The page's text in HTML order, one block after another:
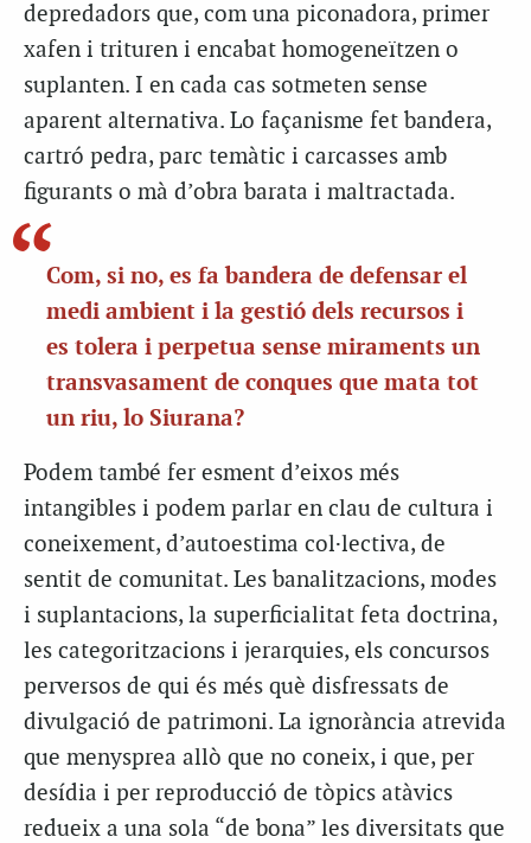
depredadors que, com una piconadora, primer
xafen i trituren i encabat homogeneïtzen o
suplanten. I en cada cas sotmeten sense
aparent alternativa. Lo façanisme fet bandera,
cartró pedra, parc temàtic i carcasses amb
figurants o mà d’obra barata i maltractada.
Com, si no, es fa bandera de defensar el
medi ambient i la gestió dels recursos i
es tolera i perpetua sense miraments un
transvasament de conques que mata tot
un riu, lo Siurana?
Podem també fer esment d’eixos més
intangibles i podem parlar en clau de cultura i
coneixement, d’autoestima col·lectiva, de
sentit de comunitat. Les banalitzacions, modes
i suplantacions, la superficialitat feta doctrina,
les categoritzacions i jerarquies, els concursos
perversos de qui és més què disfressats de
divulgació de patrimoni. La ignorància atrevida
que menysprea allò que no coneix, i que, per
desídia i per reproducció de tòpics atàvics
redueix a una sola “de bona” les diversitats que